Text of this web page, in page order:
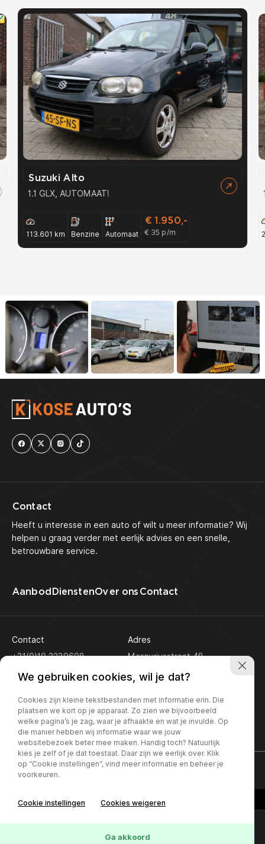
Suzuki Alto
1.1 GLX, AUTOMAAT!
113.601 km Benzine Automaat
€ 1.950,-
€ 35 p/m
Contact
Heeft u interesse in een auto of wilt u meer informatie? Wij
helpen u graag verder met eerlijk advies en een snelle,
betrouwbare service.
Aanbod DienstenOver ons Contact
Contact
+31(0)10 2239608
Adres
Mercuriusstraat 48
Openingstijden
Ma - Vr:
9.00 - 18.00
Za:
10.00 - 16.00
Zondag:
Gesloten
Privacy policy
Interesse in deze Škoda
We gebruiken cookies, wil je dat?
Cookies zijn kleine tekstbestanden met informatie erin. Die
plaatsen we kort op je apparaat. Zo zien we bijvoorbeeld
welke pagina’s je zag, waar je afhaakte en wat je invulde. Op
die manier hebben wij informatie waar we jouw
websitebezoek beter mee maken. Handig toch? Natuurlijk
kies je zelf of je dat toestaat. Daar zijn we eerlijk over. Klik
op “Cookie instellingen”, vind meer informatie en beheer je
voorkeuren.
Cookie instellingen Cookies weigeren
Ga akkoord